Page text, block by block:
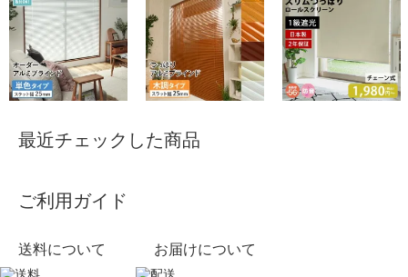
最近チェックした商品
ご利用ガイド
送料について お届けについて